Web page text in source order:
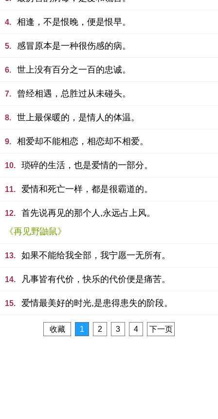
4. 相逢，不是恨晚，便是恨早。
5. 感冒原本是一种很伤感的病。
6. 世上没有百分之一百的忠诚。
7. 曾经相遇，总胜过从未碰头。
8. 世上最保暖的，是情人的体温。
9. 相爱却不能相恋，相恋却不相爱。
10. 琐碎的生活，也是爱情的一部分。
11. 爱情和死亡一样，都是很霸道的。
12.
首先说再见的那个人,永远占上风。
《再见野鼬鼠》
13. 如果不能给我全部，我宁愿一无所有。
14. 凡事皆有代价，快乐的代价便是痛苦。
15. 爱情最美好的时光,是患得患失的阶段。
收藏 1 2 3 4 下一页